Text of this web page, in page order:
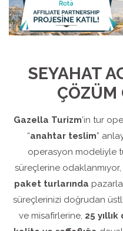
SEYAHAT
ÇÖZÜM
Gazella Turizm’in tur
“anahtar teslim”
operasyon modeliyle
süreçlerine odaklanmıyor,
paket turlarında
süreçlerinizi doğrudan
ve misafirlerine, 25